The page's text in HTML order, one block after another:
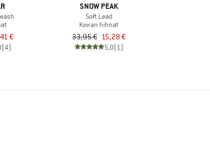
€
(4)
SNOW PEAK
Soft Lead
Koiran hihnat
33,95 € 15,28 €
5,0(1)